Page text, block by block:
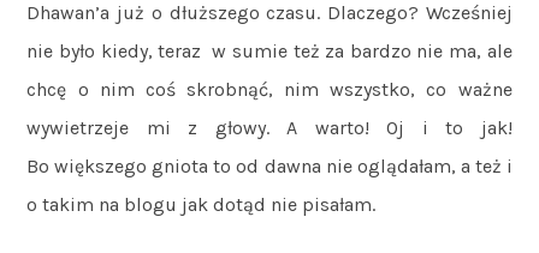
Dhawan’a już o dłuższego czasu. Dlaczego? Wcześniej
nie było kiedy, teraz w sumie też za bardzo nie ma, ale
chcę o nim coś skrobnąć, nim wszystko, co ważne
wywietrzeje mi z głowy. A warto! Oj i to jak!
Bo większego gniota to od dawna nie oglądałam, a też i
o takim na blogu jak dotąd nie pisałam.